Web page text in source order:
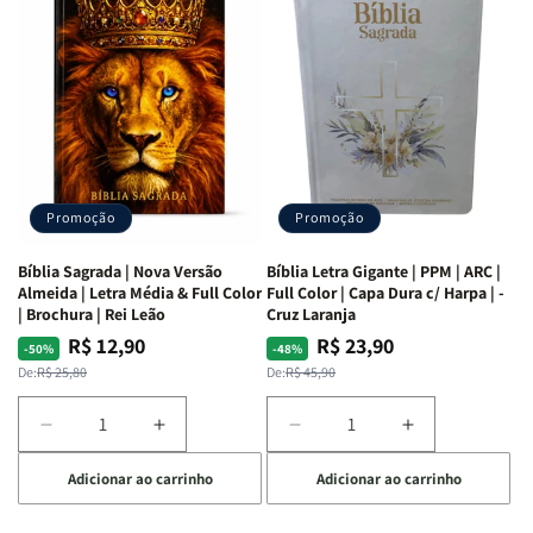
Mulheres
da
Bíblia
Isabelle
S.
Alves
Mulheres
da
Bíblia
|
Isabelle
S.
Alves
Livro
por
Livro
um
panorama
completo
dos
66
da
Bíblia
Equipe
teológica
Penkal
Livro
-
um
panorama
completo
dos
da
Bíblia
Penkal
Promoção
Bíblia Sagrada | Nova Versão
Almeida | Letra Média & Full Color
| Brochura | Rei Leão
-50%
Preço
normal
De:R$ 25,80
Preço
promocional
R$ 12,90
Diminuir
a
quantidade
de
Aumentar
a
quantidade
de
Adicionar ao carrinho
Promoção
Bíblia Letra Gigante | PPM | ARC |
Full Color | Capa Dura c/ Harpa | -
Cruz Laranja
-48%
Preço
normal
De:R$ 45,90
Preço
promocional
R$ 23,90
Diminuir
a
quantidade
de
Aumentar
a
quantidade
de
Adicionar ao carrinho